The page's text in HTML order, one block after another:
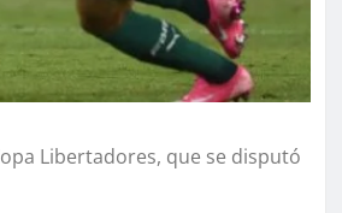
Libertadores, que se disputó